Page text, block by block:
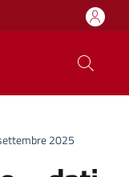
2025